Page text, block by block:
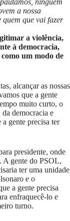
a nossa
quem que vai fazer
a violência,
à democracia,
um modo de
alcançar as nossas
que a gente
muito curto, o
da democracia e
gente precisa ter
presidente, onde
A gente do PSOL,
ter uma unidade
e o
a gente precisa
enfraquecê-lo e
turno.